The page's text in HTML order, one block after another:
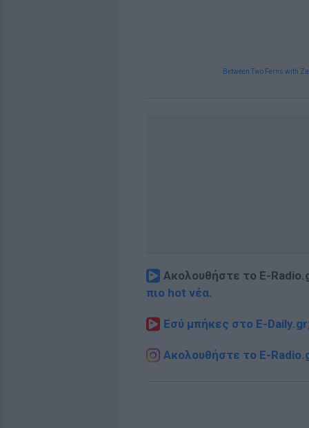
Between Two Ferns with
Ακολουθήστε το E-
πιο hot νέα.
Εσύ μπήκες στο E-
Ακολουθήστε το E-